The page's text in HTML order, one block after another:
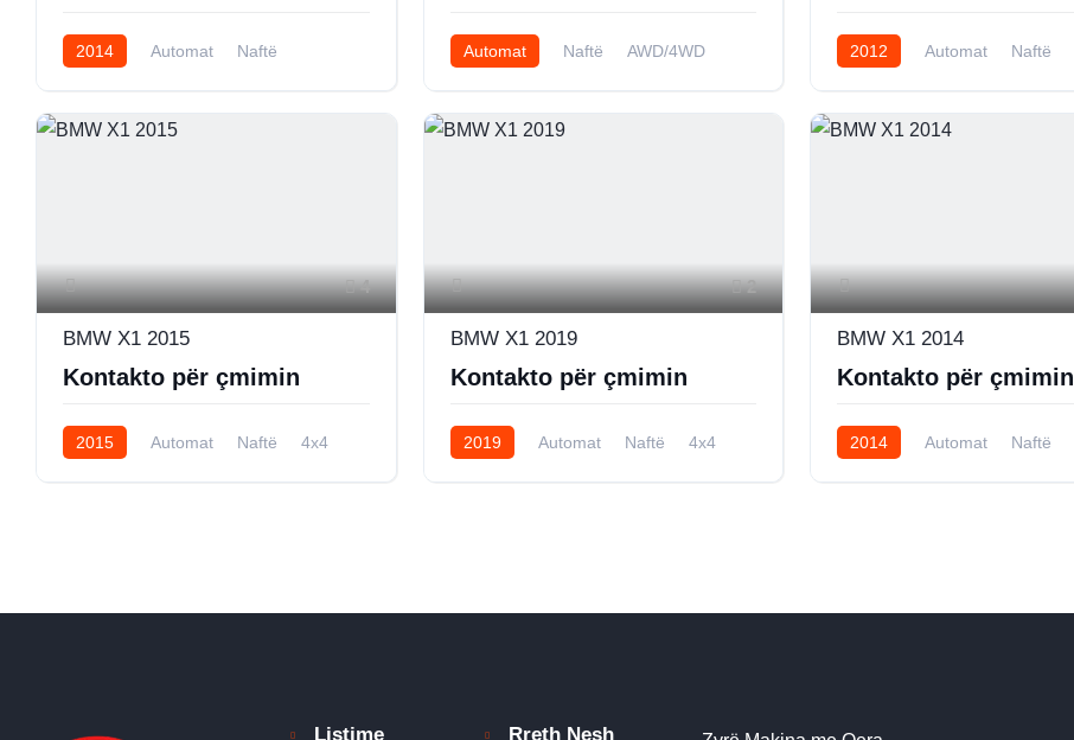
2014 Automat
Naftë
Automat Naftë AWD/4WD 2012 Automat
Naftë
4
BMW X1 2015
Kontakto për çmimin
2015 Automat Naftë 4x4
2
BMW X1 2019
Kontakto për çmimin
2019 Automat Naftë 4x4
BMW X1 2014
Kontakto për çmimin
2014 Automat Naftë
Listime Rreth Nesh